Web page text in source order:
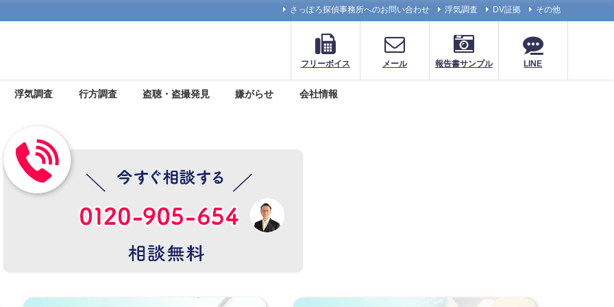
さっぽろ探偵事務所へのお問い合わせ 浮気調査 DV証拠 その他
フリーボイス メール 報告書サンプル LINE
浮気調査 行方調査 盗聴・盗撮発見 嫌がらせ 会社情報